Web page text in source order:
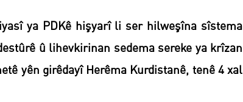
ya PDKê hişyarî li ser hilweşîna sîstema
û lihevkirinan sedema sereke ya krîzan
yên girêdayî Herêma Kurdistanê, tenê 4 xal